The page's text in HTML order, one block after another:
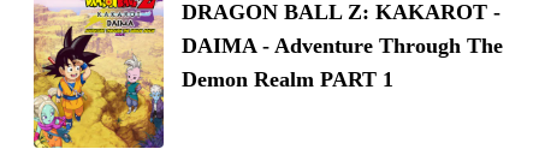
DRAGON BALL Z: KAKAROT -
DAIMA - Adventure Through The
Demon Realm PART 1